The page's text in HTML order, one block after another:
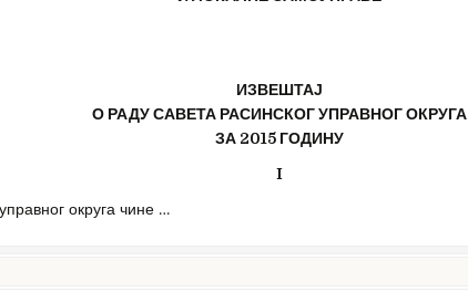
ИЗВЕШТАЈ
О РАДУ САВЕТА РАСИНСКОГ УПРАВНОГ ОКРУГА
ЗА 2015 ГОДИНУ
I
округа чине …